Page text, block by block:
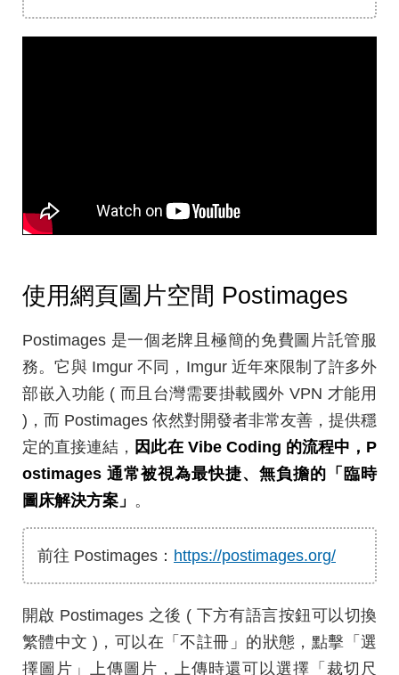
使用網頁圖片空間 Postimages
Postimages 是一個老牌且極簡的免費圖片託管服
務。它與 Imgur 不同，Imgur 近年來限制了許多外
部嵌入功能 ( 而且台灣需要掛載國外 VPN 才能用
)，而 Postimages 依然對開發者非常友善，提供穩
定的直接連結， 因此在 Vibe Coding 的流程中，P
ostimages 通常被視為最快捷、無負擔的「臨時
圖床解決方案」 。
前往 Postimages： https://postimages.org/
開啟 Postimages 之後 ( 下方有語言按鈕可以切換
繁體中文 )，可以在「不註冊」的狀態，點擊「選
擇圖片」上傳圖片，上傳時還可以選擇「裁切尺